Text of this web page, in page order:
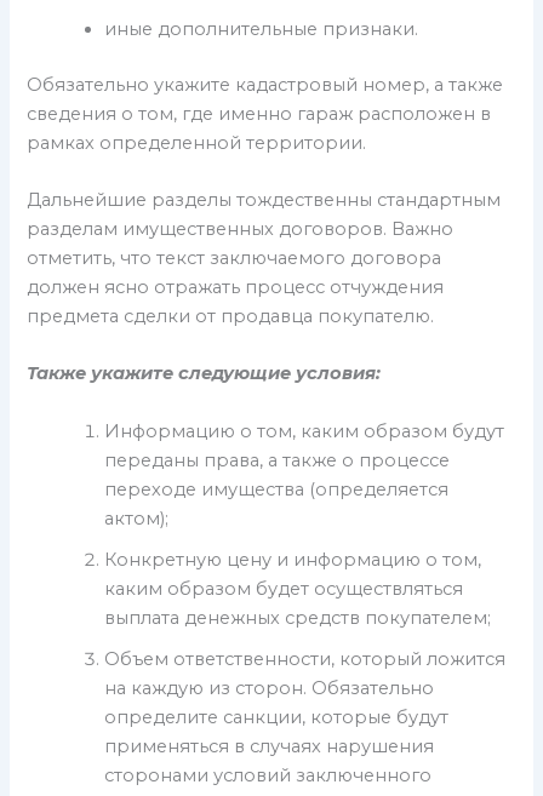
иные дополнительные признаки.
Обязательно укажите кадастровый номер, а также
сведения о том, где именно гараж расположен в
рамках определенной территории.
Дальнейшие разделы тождественны стандартным
разделам имущественных договоров. Важно
отметить, что текст заключаемого договора
должен ясно отражать процесс отчуждения
предмета сделки от продавца покупателю.
Также укажите следующие условия:
Информацию о том, каким образом будут
переданы права, а также о процессе
переходе имущества (определяется
актом);
Конкретную цену и информацию о том,
каким образом будет осуществляться
выплата денежных средств покупателем;
Объем ответственности, который ложится
на каждую из сторон. Обязательно
определите санкции, которые будут
применяться в случаях нарушения
сторонами условий заключенного